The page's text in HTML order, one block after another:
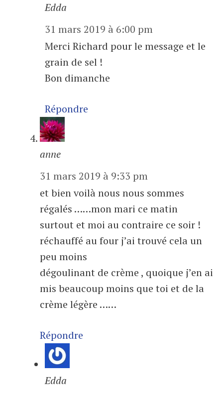
Edda
31 mars 2019 à 6:00 pm
Merci Richard pour le message et le
grain de sel !
Bon dimanche
Répondre
anne
31 mars 2019 à 9:33 pm
et bien voilà nous nous sommes
régalés ……mon mari ce matin
surtout et moi au contraire ce soir !
réchauffé au four j’ai trouvé cela un
peu moins
dégoulinant de crème , quoique j’en ai
mis beaucoup moins que toi et de la
crème légère ……
Répondre
Edda